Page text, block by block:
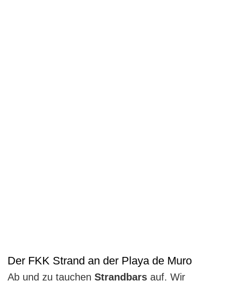
Der FKK Strand an der Playa de Muro
Ab und zu tauchen Strandbars auf. Wir